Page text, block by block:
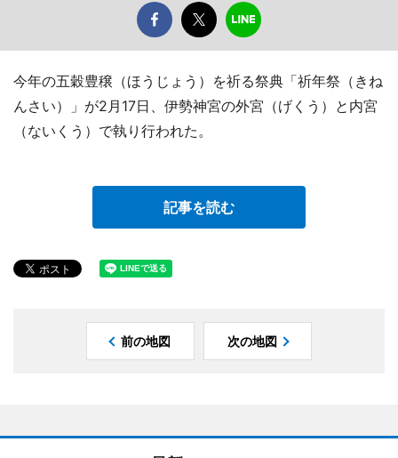
今年の五穀豊穣（ほうじょう）を祈る祭典「祈年祭（きね
んさい）」が2月17日、伊勢神宮の外宮（げくう）と内宮
（ないくう）で執り行われた。
記事を読む
前の地図 次の地図